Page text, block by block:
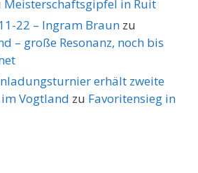
Meisterschaftsgipfel in Ruit
22 – Ingram Braun zu
– große Resonanz, noch bis
erhält zweite
Vogtland zu Favoritensieg in